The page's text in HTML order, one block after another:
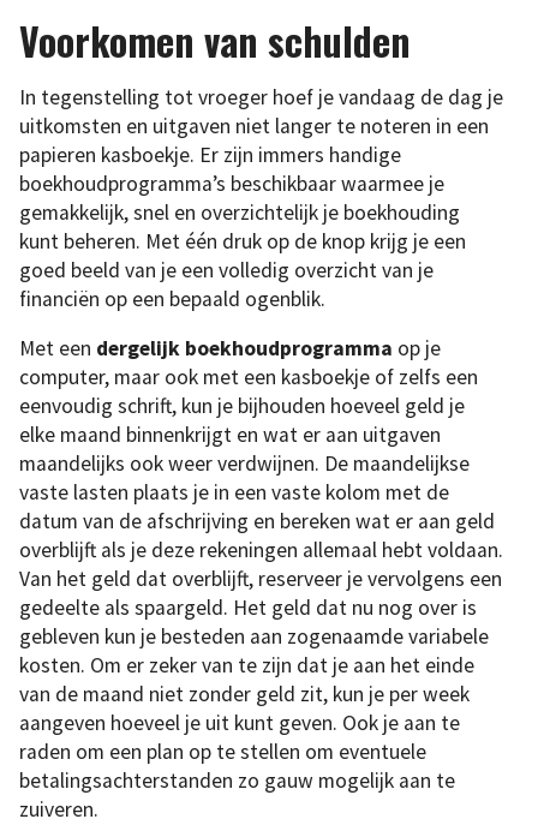
Voorkomen van schulden
In tegenstelling tot vroeger hoef je vandaag de dag je
uitkomsten en uitgaven niet langer te noteren in een
papieren kasboekje. Er zijn immers handige
boekhoudprogramma’s beschikbaar waarmee je
gemakkelijk, snel en overzichtelijk je boekhouding
kunt beheren. Met één druk op de knop krijg je een
goed beeld van je een volledig overzicht van je
financiën op een bepaald ogenblik.
Met een dergelijk boekhoudprogramma op je
computer, maar ook met een kasboekje of zelfs een
eenvoudig schrift, kun je bijhouden hoeveel geld je
elke maand binnenkrijgt en wat er aan uitgaven
maandelijks ook weer verdwijnen. De maandelijkse
vaste lasten plaats je in een vaste kolom met de
datum van de afschrijving en bereken wat er aan geld
overblijft als je deze rekeningen allemaal hebt voldaan.
Van het geld dat overblijft, reserveer je vervolgens een
gedeelte als spaargeld. Het geld dat nu nog over is
gebleven kun je besteden aan zogenaamde variabele
kosten. Om er zeker van te zijn dat je aan het einde
van de maand niet zonder geld zit, kun je per week
aangeven hoeveel je uit kunt geven. Ook je aan te
raden om een plan op te stellen om eventuele
betalingsachterstanden zo gauw mogelijk aan te
zuiveren.